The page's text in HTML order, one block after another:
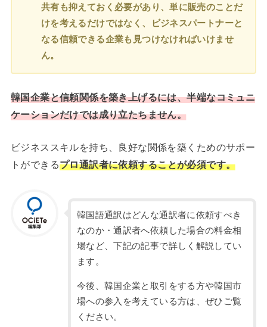
共有も抑えておく必要があり、単に販売のことだ
けを考えるだけではなく、ビジネスパートナーと
なる信頼できる企業も見つけなければいけませ
ん。
韓国企業と信頼関係を築き上げるには、半端なコミュニ
ケーションだけでは成り立たちません。
ビジネススキルを持ち、良好な関係を築くためのサポー
トができるプロ通訳者に依頼することが必須です。
韓国語通訳はどんな通訳者に依頼すべき
なのか・通訳者へ依頼した場合の料金相
場など、下記の記事で詳しく解説してい
ます。
今後、韓国企業と取引をする方や韓国市
場への参入を考えている方は、ぜひご覧
ください。